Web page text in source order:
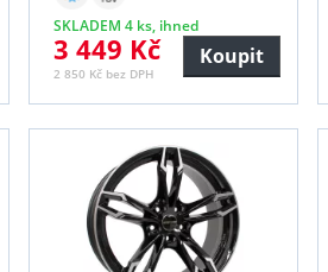
SKLADEM 4 ks, ihned
3 449 Kč
2 850 Kč bez DPH
Koupit